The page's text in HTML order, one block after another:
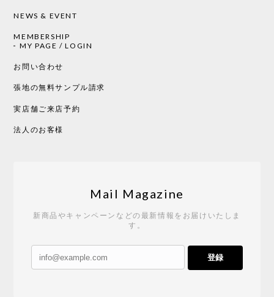
NEWS & EVENT
MEMBERSHIP
MY PAGE / LOGIN
お問い合わせ
張地の無料サンプル請求
実店舗ご来店予約
法人のお客様
Mail Magazine
新商品やキャンペーンなどの最新情報をお届けいたしま
す。
登録